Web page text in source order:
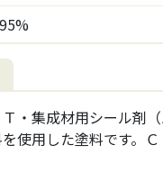
95%
・集成材用シール剤
使用した塗料です。